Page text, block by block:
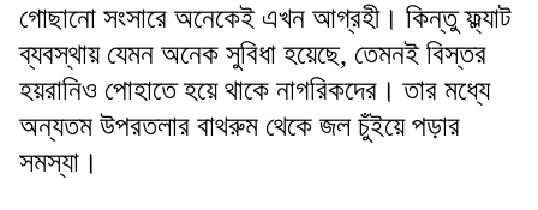
গোছানো সংসারে অনেকেই এখন আগ্রহী। কিন্তু ফ্ল্যাট
ব্যবস্থায় যেমন অনেক সুবিধা হয়েছে, তেমনই বিস্তর
হয়রানিও পোহাতে হয়ে থাকে নাগরিকদের। তার মধ্যে
অন্যতম উপরতলার বাথরুম থেকে জল চুঁইয়ে পড়ার
সমস্যা।